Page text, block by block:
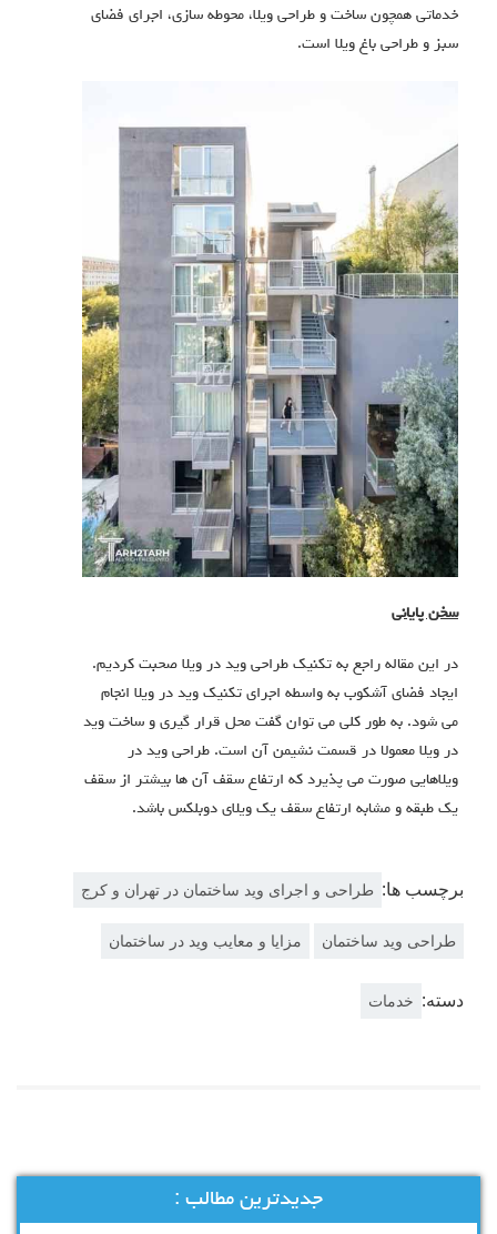
خدماتی همچون ساخت و طراحی ویلا، محوطه سازی، اجرای فضای
سبز و طراحی باغ ویلا است.
سخن پایانی
در این مقاله راجع به تکنیک طراحی وید در ویلا صحبت کردیم.
ایجاد فضای آشکوب به واسطه اجرای تکنیک وید در ویلا انجام
می شود. به طور کلی می توان گفت محل قرار گیری و ساخت وید
در ویلا معمولا در قسمت نشیمن آن است. طراحی وید در
ویلاهایی صورت می پذیرد که ارتفاع سقف آن ها بیشتر از سقف
یک طبقه و مشابه ارتفاع سقف یک ویلای دوبلکس باشد.
برچسب ها: طراحی و اجرای وید ساختمان در تهران و کرج
طراحی وید ساختمان مزایا و معایب وید در ساختمان
دسته: خدمات
جدیدترین مطالب :